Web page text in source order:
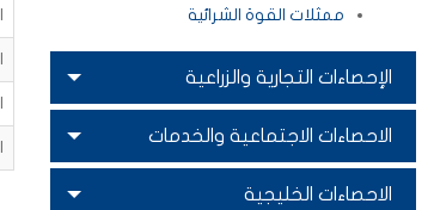
ممثلات القوة الشرائية
الإحصاءات التجارية والزراعية
الاحصاءات الاجتماعية والخدمات
الاحصاءات الخليجية